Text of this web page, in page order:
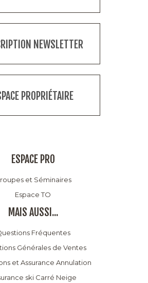
NEWSLETTER
PROPRIÉTAIRE
ESPACE PRO
et Séminaires
Espace TO
MAIS AUSSI...
Fréquentes
Générales de Ventes
et Assurance Annulation
ski Carré Neige